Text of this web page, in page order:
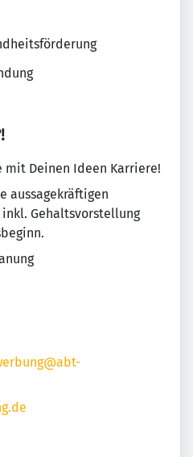
mit Deinen Ideen Karriere!
aussagekräftigen
Gehaltsvorstellung